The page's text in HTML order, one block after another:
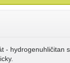
- hydrogenuhličitan